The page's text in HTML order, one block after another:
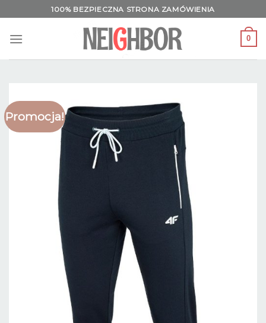
to
content
100% BEZPIECZNA STRONA ZAMÓWIENIA
0
Promocja!